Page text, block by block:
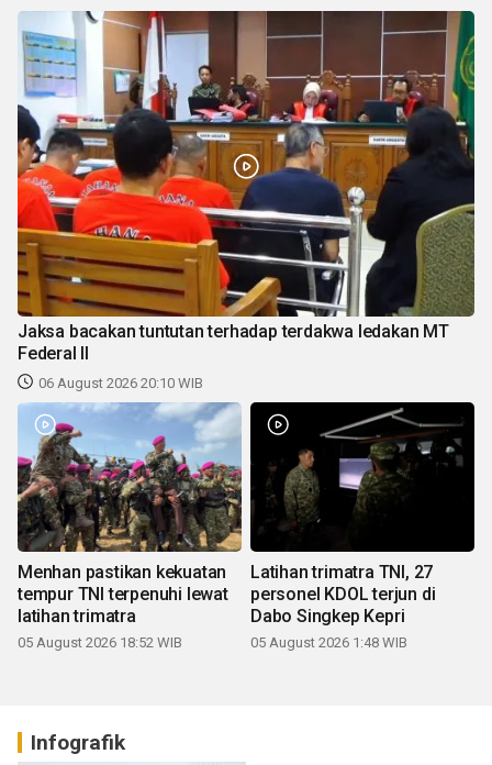
Jaksa bacakan tuntutan terhadap terdakwa ledakan MT
Federal II
06 August 2026 20:10 WIB
Menhan pastikan kekuatan
tempur TNI terpenuhi lewat
latihan trimatra
05 August 2026 18:52 WIB
Latihan trimatra TNI, 27
personel KDOL terjun di
Dabo Singkep Kepri
05 August 2026 1:48 WIB
Infografik